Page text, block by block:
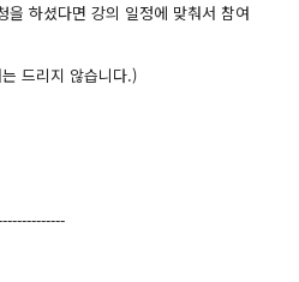
하셨다면 강의 일정에 맞춰서 참여
드리지 않습니다.)